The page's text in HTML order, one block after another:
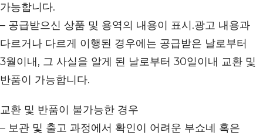
가능합니다.
– 공급받으신 상품 및 용역의 내용이 표시.광고 내용과
다르거나 다르게 이행된 경우에는 공급받은 날로부터
3월이내, 그 사실을 알게 된 날로부터 30일이내 교환 및
반품이 가능합니다.
교환 및 반품이 불가능한 경우
– 보관 및 출고 과정에서 확인이 어려운 부쇼네 혹은